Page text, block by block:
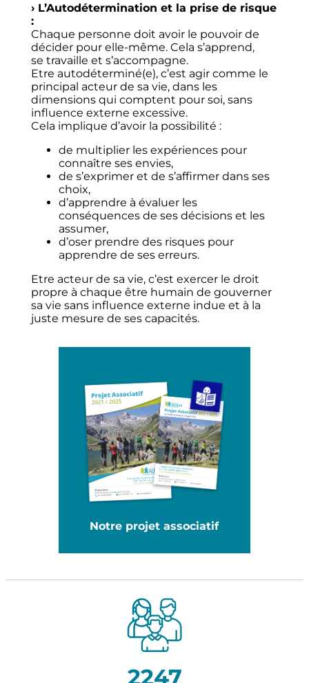
› L’Autodétermination et la prise de risque
:
Chaque personne doit avoir le pouvoir de
décider pour elle-même. Cela s’apprend,
se travaille et s’accompagne.
Etre autodéterminé(e), c’est agir comme le
principal acteur de sa vie, dans les
dimensions qui comptent pour soi, sans
influence externe excessive.
Cela implique d’avoir la possibilité :
de multiplier les expériences pour
connaître ses envies,
de s’exprimer et de s’affirmer dans ses
choix,
d’apprendre à évaluer les
conséquences de ses décisions et les
assumer,
d’oser prendre des risques pour
apprendre de ses erreurs.
Etre acteur de sa vie, c’est exercer le droit
propre à chaque être humain de gouverner
sa vie sans influence externe indue et à la
juste mesure de ses capacités.
Notre projet associatif
2247